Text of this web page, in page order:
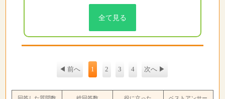
全て見る
◀ 前へ 1 2 3 4 次へ ▶
回答した質問数 総回答数 役に立った ベストアンサー